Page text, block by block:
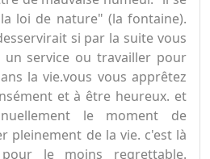
loi de nature" (la fontaine).
si par la suite vous
un service ou travailler pour
la vie.vous vous apprêtez
et à être heureux. et
le moment de
pleinement de la vie. c'est là
le moins regrettable.